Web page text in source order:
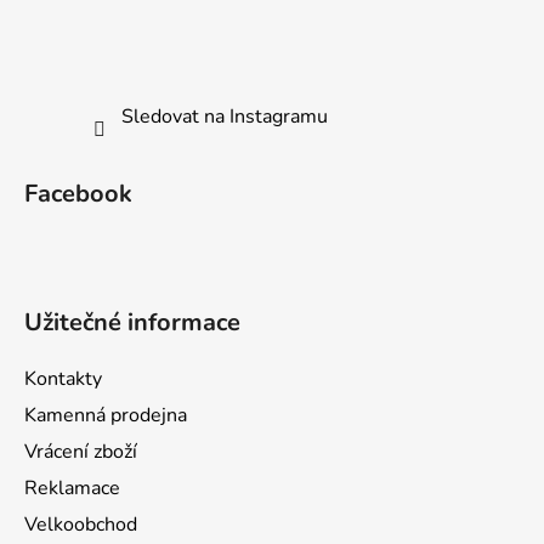
Sledovat na Instagramu
Facebook
Užitečné informace
Kontakty
Kamenná prodejna
Vrácení zboží
Reklamace
Velkoobchod